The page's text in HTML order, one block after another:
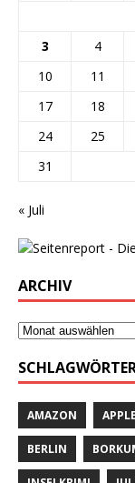
3
4
10
11
17
18
24
25
31
« Juli
ARCHIV
AMAZON
BERLIN